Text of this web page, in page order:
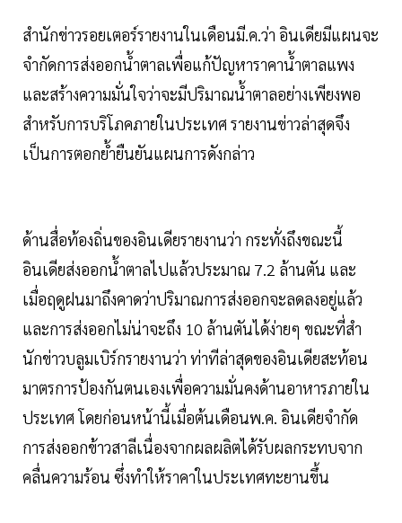
สำนักข่าวรอยเตอร์รายงานในเดือนมี.ค.ว่า อินเดียมีแผนจะ
จำกัดการส่งออกน้ำตาลเพื่อแก้ปัญหาราคาน้ำตาลแพง
และสร้างความมั่นใจว่าจะมีปริมาณน้ำตาลอย่างเพียงพอ
สำหรับการบริโภคภายในประเทศ รายงานข่าวล่าสุดจึง
เป็นการตอกย้ำยืนยันแผนการดังกล่าว
ด้านสื่อท้องถิ่นของอินเดียรายงานว่า กระทั่งถึงขณะนี้
อินเดียส่งออกน้ำตาลไปแล้วประมาณ 7.2 ล้านตัน และ
เมื่อฤดูฝนมาถึงคาดว่าปริมาณการส่งออกจะลดลงอยู่แล้ว
และการส่งออกไม่น่าจะถึง 10 ล้านตันได้ง่ายๆ ขณะที่สำ
นักข่าวบลูมเบิร์กรายงานว่า ท่าทีล่าสุดของอินเดียสะท้อน
มาตรการป้องกันตนเองเพื่อความมั่นคงด้านอาหารภายใน
ประเทศ โดยก่อนหน้านี้เมื่อต้นเดือนพ.ค. อินเดียจำกัด
การส่งออกข้าวสาลีเนื่องจากผลผลิตได้รับผลกระทบจาก
คลื่นความร้อน ซึ่งทำให้ราคาในประเทศทะยานขึ้น